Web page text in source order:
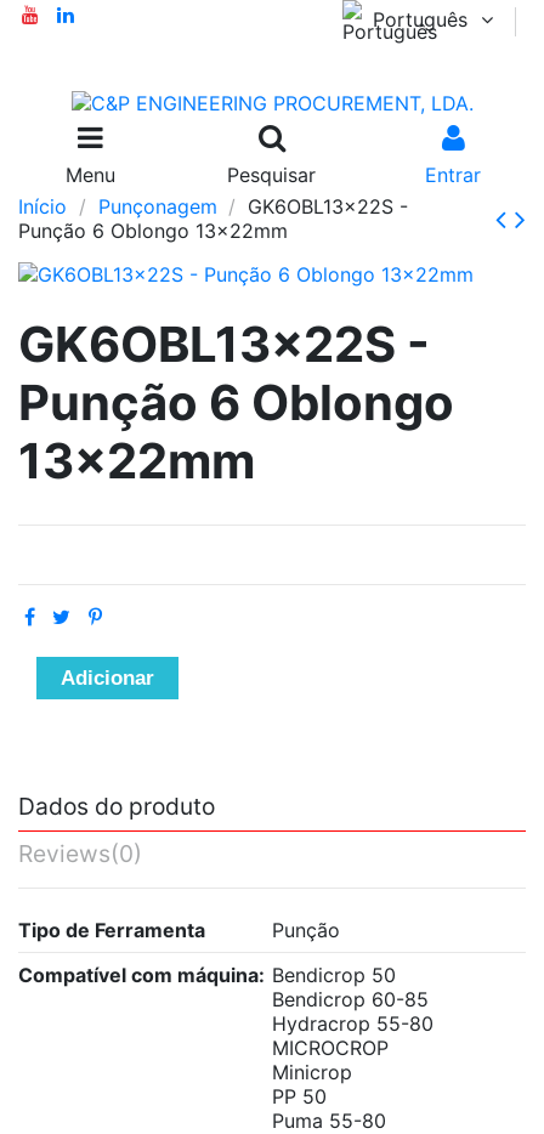
Português
Menu Pesquisar
Entrar
Início
Punçonagem
GK6OBL13x22S -
Punção 6 Oblongo 13x22mm
GK6OBL13x22S -
Punção 6 Oblongo
13x22mm
Adicionar
Dados do produto
Reviews(0)
Tipo de Ferramenta
Punção
Compatível com máquina: Bendicrop 50
Bendicrop 60-85
Hydracrop 55-80
MICROCROP
Minicrop
PP 50
Puma 55-80